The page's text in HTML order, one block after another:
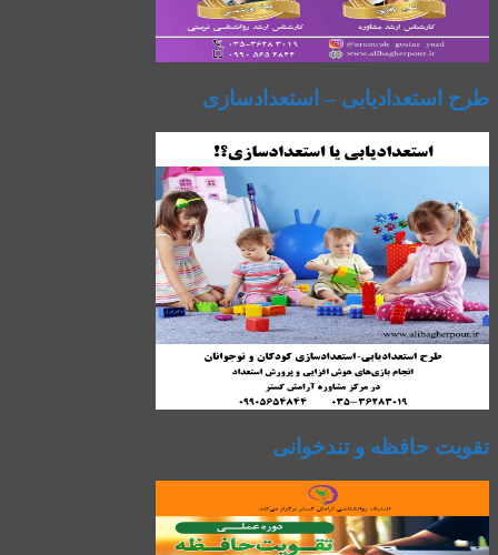
طرح استعدادیابی – استعدادسازی
تقویت حافظه و تندخوانی